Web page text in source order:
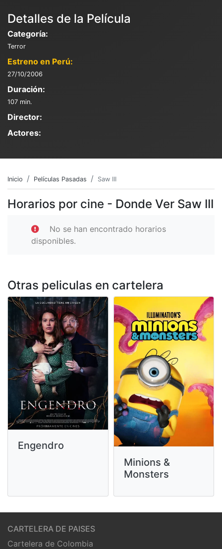
Detalles de la Película
Categoría:
Terror
Estreno en Perú:
27/10/2006
Duración:
107 min.
Director:
Actores:
Inicio Películas Pasadas Saw III
Horarios por cine - Donde Ver Saw III
No se han encontrado horarios
disponibles.
Otras peliculas en cartelera
Engendro
Minions &
Monsters
CARTELERA DE PAISES
Cartelera de Colombia